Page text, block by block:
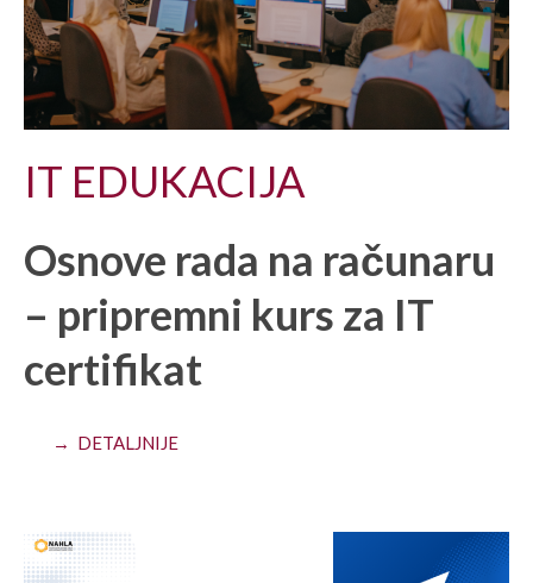
IT EDUKACIJA
Osnove rada na računaru
– pripremni kurs za IT
certifikat
→ DETALJNIJE